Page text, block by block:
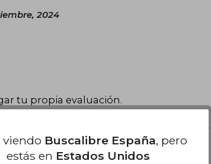
2024
tu propia evaluación.
viendo Buscalibre España, pero
estás en Estados Unidos